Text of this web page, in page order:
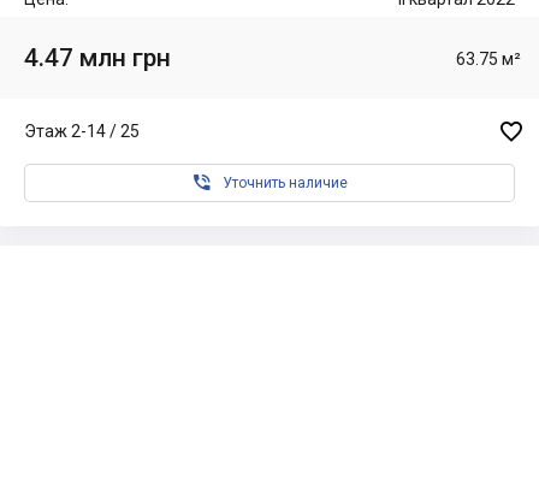
4.47 млн грн 63.75 м²
Этаж 2-14 / 25 
 Уточнить наличие